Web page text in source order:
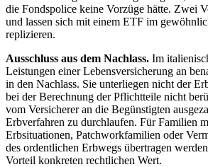
die Fondspolice keine Vorzüge hätte. Zwei
und lassen sich mit einem ETF im
replizieren.
Ausschluss aus dem Nachlass. Im
Leistungen einer Lebensversicherung an
in den Nachlass. Sie unterliegen nicht der
bei der Berechnung der Pflichtteile nicht
vom Versicherer an die Begünstigten
Erbverfahren zu durchlaufen. Für Familien
Erbsituationen, Patchworkfamilien oder
des ordentlichen Erbwegs übertragen
Vorteil konkreten rechtlichen Wert.